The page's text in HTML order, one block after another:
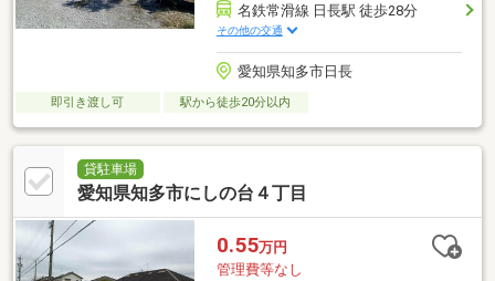
名鉄常滑線 日長駅 徒歩28分
その他の交通
愛知県知多市日長
即引き渡し可 駅から徒歩20分以内
貸駐車場
愛知県知多市にしの台４丁目
0.55万円
管理費等なし